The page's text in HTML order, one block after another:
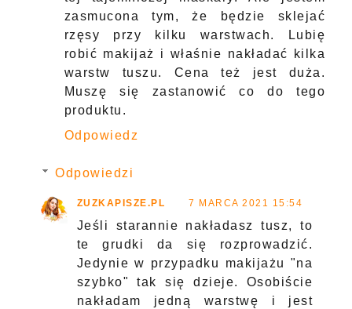
zasmucona tym, że będzie sklejać
rzęsy przy kilku warstwach. Lubię
robić makijaż i właśnie nakładać kilka
warstw tuszu. Cena też jest duża.
Muszę się zastanowić co do tego
produktu.
Odpowiedz
Odpowiedzi
ZUZKAPISZE.PL 7 MARCA 2021 15:54
Jeśli starannie nakładasz tusz, to
te grudki da się rozprowadzić.
Jedynie w przypadku makijażu "na
szybko" tak się dzieje. Osobiście
nakładam jedną warstwę i jest